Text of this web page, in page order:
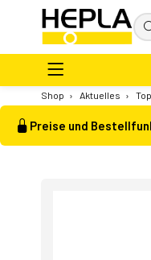
Shop › Aktuelles ›
Preise und